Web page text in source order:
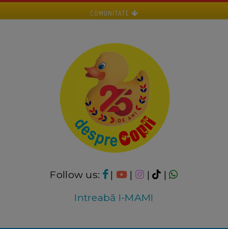
COMUNITATE
Follow us: | | |
|
Intreabă I-MAMI